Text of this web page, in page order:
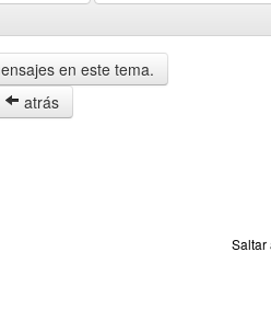
en este tema.
atrás
Saltar